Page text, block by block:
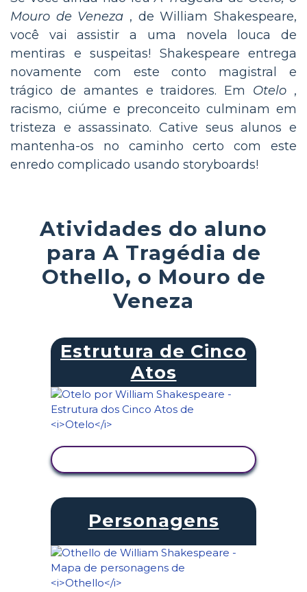
Mouro de Veneza , de William Shakespeare,
você vai assistir a uma novela louca de
mentiras e suspeitas! Shakespeare entrega
novamente com este conto magistral e
trágico de amantes e traidores. Em Otelo ,
racismo, ciúme e preconceito culminam em
tristeza e assassinato. Cative seus alunos e
mantenha-os no caminho certo com este
enredo complicado usando storyboards!
Atividades do aluno
para A Tragédia de
Othello, o Mouro de
Veneza
Estrutura de Cinco
Atos
Personagens